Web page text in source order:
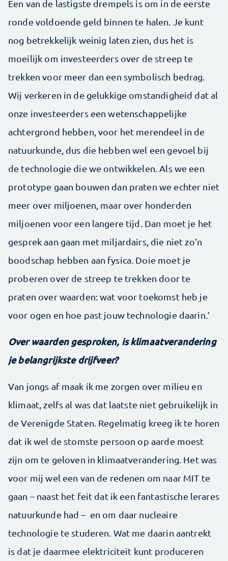
Een van de lastigste drempels is om in de eerste
ronde voldoende geld binnen te halen. Je kunt
nog betrekkelijk weinig laten zien, dus het is
moeilijk om investeerders over de streep te
trekken voor meer dan een symbolisch bedrag.
Wij verkeren in de gelukkige omstandigheid dat al
onze investeerders een wetenschappelijke
achtergrond hebben, voor het merendeel in de
natuurkunde, dus die hebben wel een gevoel bij
de technologie die we ontwikkelen. Als we een
prototype gaan bouwen dan praten we echter niet
meer over miljoenen, maar over honderden
miljoenen voor een langere tijd. Dan moet je het
gesprek aan gaan met miljardairs, die niet zo’n
boodschap hebben aan fysica. Doie moet je
proberen over de streep te trekken door te
praten over waarden: wat voor toekomst heb je
voor ogen en hoe past jouw technologie daarin.’
Over waarden gesproken, is klimaatverandering
je belangrijkste drijfveer?
Van jongs af maak ik me zorgen over milieu en
klimaat, zelfs al was dat laatste niet gebruikelijk in
de Verenigde Staten. Regelmatig kreeg ik te horen
dat ik wel de stomste persoon op aarde moest
zijn om te geloven in klimaatverandering. Het was
voor mij wel een van de redenen om naar MIT te
gaan – naast het feit dat ik een fantastische lerares
natuurkunde had – en om daar nucleaire
technologie te studeren. Wat me daarin aantrekt
is dat je daarmee elektriciteit kunt produceren